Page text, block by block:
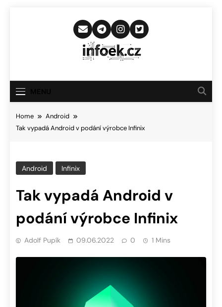
Infoek.cz
Novinkám
Home
Android
Tak vypadá Android v podání výrobce Infinix
Android Infinix
Tak vypadá Android v
podání výrobce Infinix
Adolf Pupík 09.06.2022 0 1 Mins